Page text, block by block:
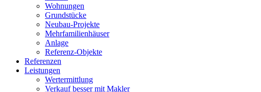
Wohnungen
Grundstücke
Neubau-Projekte
Mehrfamilienhäuser
Anlage
Referenz-Objekte
Referenzen
Leistungen
Wertermittlung
Verkauf besser mit Makler